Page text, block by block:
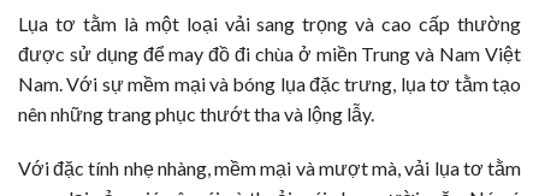
Lụa tơ tằm là một loại vải sang trọng và cao cấp thường
được sử dụng để may đồ đi chùa ở miền Trung và Nam Việt
Nam. Với sự mềm mại và bóng lụa đặc trưng, lụa tơ tằm tạo
nên những trang phục thướt tha và lộng lẫy.
Với đặc tính nhẹ nhàng, mềm mại và mượt mà, vải lụa tơ tằm